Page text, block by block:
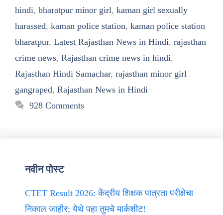
hindi, bharatpur minor girl, kaman girl sexually
harassed, kaman police station, kaman police station
bharatpur, Latest Rajasthan News in Hindi, rajasthan
crime news, Rajasthan crime news in hindi,
Rajasthan Hindi Samachar, rajasthan minor girl
gangraped, Rajasthan News in Hindi
928 Comments
नवीन पोस्ट
CTET Result 2026: केंद्रीय शिक्षक पात्रता परीक्षेचा
निकाल जाहीर; येथे पहा तुमचे मार्कशीट!